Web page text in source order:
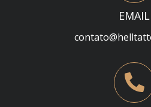
EMAIL